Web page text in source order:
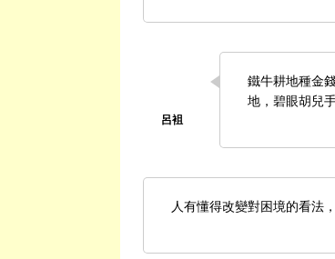
鐵牛耕地種金
地，碧眼胡兒
人有懂得改變對困境的看法